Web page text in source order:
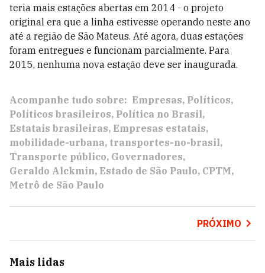
teria mais estações abertas em 2014 - o projeto
original era que a linha estivesse operando neste ano
até a região de São Mateus. Até agora, duas estações
foram entregues e funcionam parcialmente. Para
2015, nenhuma nova estação deve ser inaugurada.
Acompanhe tudo sobre: Empresas Políticos
Políticos brasileiros Política no Brasil
Estatais brasileiras Empresas estatais
mobilidade-urbana transportes-no-brasil
Transporte público Governadores
Geraldo Alckmin Estado de São Paulo CPTM
Metrô de São Paulo
PRÓXIMO
Mais lidas